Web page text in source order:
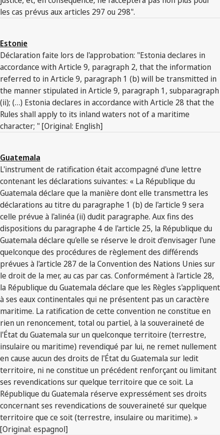
les cas prévus aux articles 297 ou 298".
Estonie
Déclaration faite lors de l'approbation: "Estonia declares in
accordance with Article 9, paragraph 2, that the information
referred to in Article 9, paragraph 1 (b) will be transmitted in
the manner stipulated in Article 9, paragraph 1, subparagraph
(ii); (…) Estonia declares in accordance with Article 28 that the
Rules shall apply to its inland waters not of a maritime
character; " [Original: English]
Guatemala
L'instrument de ratification était accompagné d'une lettre
contenant les déclarations suivantes: « La République du
Guatemala déclare que la manière dont elle transmettra les
déclarations au titre du paragraphe 1 (b) de l'article 9 sera
celle prévue à l'alinéa (ii) dudit paragraphe. Aux fins des
dispositions du paragraphe 4 de l'article 25, la République du
Guatemala déclare qu'elle se réserve le droit d'envisager l'une
quelconque des procédures de règlement des différends
prévues à l'article 287 de la Convention des Nations Unies sur
le droit de la mer, au cas par cas. Conformément à l'article 28,
la République du Guatemala déclare que les Règles s'appliquent
à ses eaux continentales qui ne présentent pas un caractère
maritime. La ratification de cette convention ne constitue en
rien un renoncement, total ou partiel, à la souveraineté de
l'État du Guatemala sur un quelconque territoire (terrestre,
insulaire ou maritime) revendiqué par lui, ne remet nullement
en cause aucun des droits de l'État du Guatemala sur ledit
territoire, ni ne constitue un précédent renforçant ou limitant
ses revendications sur quelque territoire que ce soit. La
République du Guatemala réserve expressément ses droits
concernant ses revendications de souveraineté sur quelque
territoire que ce soit (terrestre, insulaire ou maritime). »
[Original: espagnol]